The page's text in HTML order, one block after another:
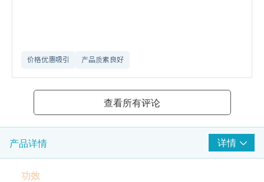
价格优惠吸引 产品质素良好
查看所有评论
产品详情 详情
功效